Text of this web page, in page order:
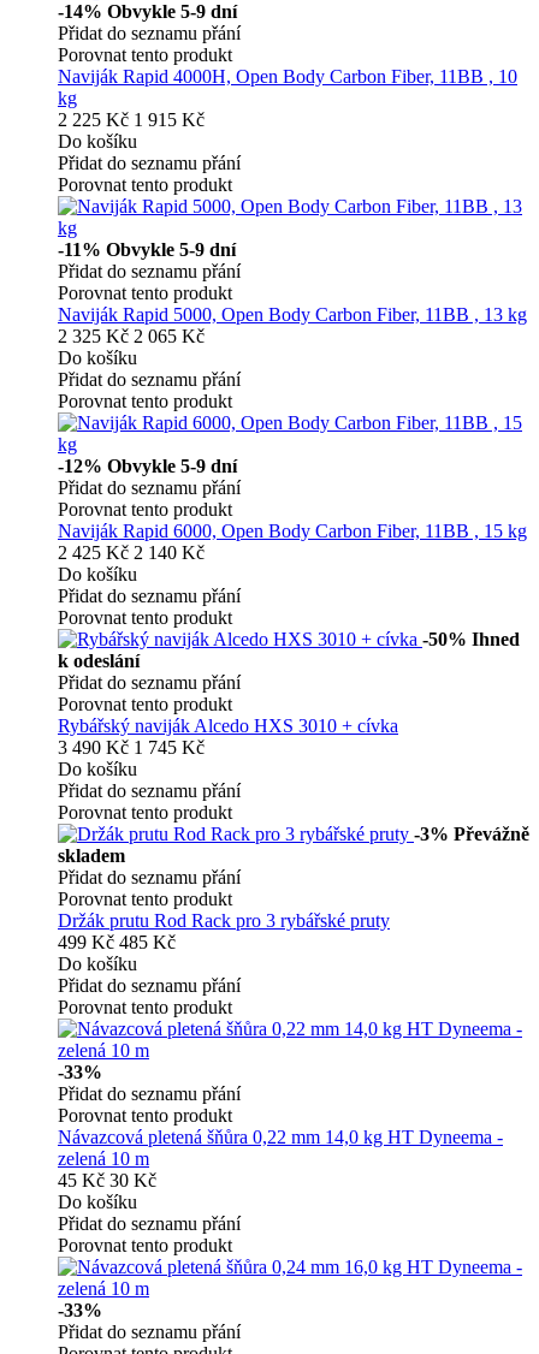
-14% Obvykle 5-9 dní
Přidat do seznamu přání
Porovnat tento produkt
Naviják Rapid 4000H, Open Body Carbon Fiber, 11BB , 10
kg
2 225 Kč 1 915 Kč
Do košíku
Přidat do seznamu přání
Porovnat tento produkt
-11% Obvykle 5-9 dní
Přidat do seznamu přání
Porovnat tento produkt
Naviják Rapid 5000, Open Body Carbon Fiber, 11BB , 13 kg
2 325 Kč 2 065 Kč
Do košíku
Přidat do seznamu přání
Porovnat tento produkt
-12% Obvykle 5-9 dní
Přidat do seznamu přání
Porovnat tento produkt
Naviják Rapid 6000, Open Body Carbon Fiber, 11BB , 15 kg
2 425 Kč 2 140 Kč
Do košíku
Přidat do seznamu přání
Porovnat tento produkt
-50% Ihned
k odeslání
Přidat do seznamu přání
Porovnat tento produkt
Rybářský naviják Alcedo HXS 3010 + cívka
3 490 Kč 1 745 Kč
Do košíku
Přidat do seznamu přání
Porovnat tento produkt
-3% Převážně
skladem
Přidat do seznamu přání
Porovnat tento produkt
Držák prutu Rod Rack pro 3 rybářské pruty
499 Kč 485 Kč
Do košíku
Přidat do seznamu přání
Porovnat tento produkt
-33%
Přidat do seznamu přání
Porovnat tento produkt
Návazcová pletená šňůra 0,22 mm 14,0 kg HT Dyneema -
zelená 10 m
45 Kč 30 Kč
Do košíku
Přidat do seznamu přání
Porovnat tento produkt
-33%
Přidat do seznamu přání